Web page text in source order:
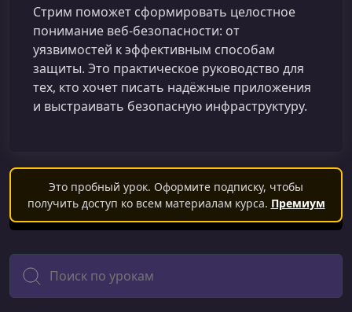
Стрим поможет сформировать целостное
понимание веб‑безопасности: от
уязвимостей к эффективным способам
защиты. Это практическое руководство для
тех, кто хочет писать надёжные приложения
и выстраивать безопасную инфраструктуру.
Это пробный урок. Оформите подписку, чтобы
получить доступ ко всем материалам курса. Премиум
Поиск